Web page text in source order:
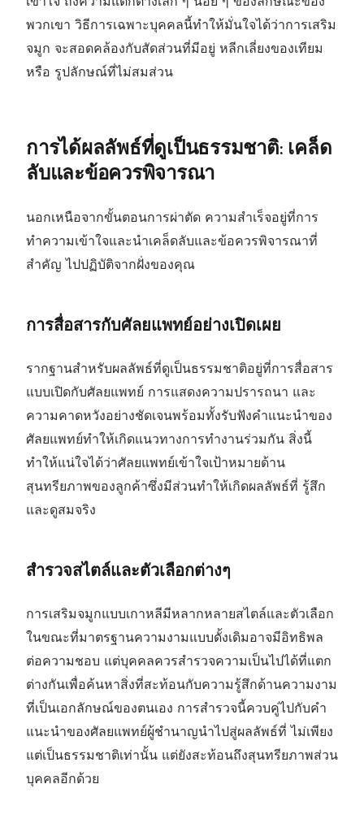
พวกเขา วิธีการเฉพาะบุคคลนี้ทำให้มั่นใจได้ว่าการเสริม
จมูก จะสอดคล้องกับสัดส่วนที่มีอยู่ หลีกเลี่ยงของเทียม
หรือ รูปลักษณ์ที่ไม่สมส่วน
การได้ผลลัพธ์ที่ดูเป็นธรรมชาติ: เคล็ด
ลับและข้อควรพิจารณา
นอกเหนือจากขั้นตอนการผ่าตัด ความสำเร็จอยู่ที่การ
ทำความเข้าใจและนำเคล็ดลับและข้อควรพิจารณาที่
สำคัญ ไปปฏิบัติจากฝั่งของคุณ
การสื่อสารกับศัลยแพทย์อย่างเปิดเผย
รากฐานสำหรับผลลัพธ์ที่ดูเป็นธรรมชาติอยู่ที่การสื่อสาร
แบบเปิดกับศัลยแพทย์ การแสดงความปรารถนา และ
ความคาดหวังอย่างชัดเจนพร้อมทั้งรับฟังคำแนะนำของ
ศัลยแพทย์ทำให้เกิดแนวทางการทำงานร่วมกัน สิ่งนี้
ทำให้แน่ใจได้ว่าศัลยแพทย์เข้าใจเป้าหมายด้าน
สุนทรียภาพของลูกค้าซึ่งมีส่วนทำให้เกิดผลลัพธ์ที่ รู้สึก
และดูสมจริง
สำรวจสไตล์และตัวเลือกต่างๆ
การเสริมจมูกแบบเกาหลีมีหลากหลายสไตล์และตัวเลือก
ในขณะที่มาตรฐานความงามแบบดั้งเดิมอาจมีอิทธิพล
ต่อความชอบ แต่บุคคลควรสำรวจความเป็นไปได้ที่แตก
ต่างกันเพื่อค้นหาสิ่งที่สะท้อนกับความรู้สึกด้านความงาม
ที่เป็นเอกลักษณ์ของตนเอง การสำรวจนี้ควบคู่ไปกับคำ
แนะนำของศัลยแพทย์ผู้ชำนาญนำไปสู่ผลลัพธ์ที่ ไม่เพียง
แต่เป็นธรรมชาติเท่านั้น แต่ยังสะท้อนถึงสุนทรียภาพส่วน
บุคคลอีกด้วย